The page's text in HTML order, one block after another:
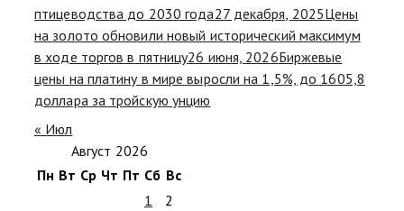
птицеводства до 2030 года27 декабря, 2025Цены
на золото обновили новый исторический максимум
в ходе торгов в пятницу26 июня, 2026Биржевые
цены на платину в мире выросли на 1,5%, до 1605,8
доллара за тройскую унцию
« Июл
Август 2026
Пн Вт Ср Чт Пт Сб Вс
1
2